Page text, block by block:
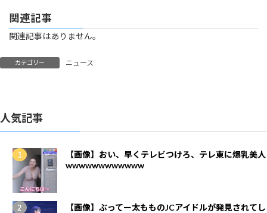
関連記事
関連記事はありません。
カテゴリー ニュース
人気記事
【画像】おい、早くテレビつけろ、テレ東に爆乳美人
wwwwwwwwwwww
【画像】ぶってー太もものJCアイドルが発見されてし